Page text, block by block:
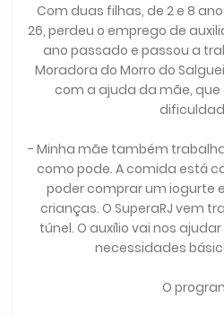
Com duas filhas, de 2 e 8
26, perdeu o emprego de
ano passado e passou a
Moradora do Morro do
com a ajuda da mãe,
- Minha mãe também
como pode. A comida está
poder comprar um iogurte
crianças. O SuperaRJ vem
túnel. O auxílio vai nos
necessidades
O